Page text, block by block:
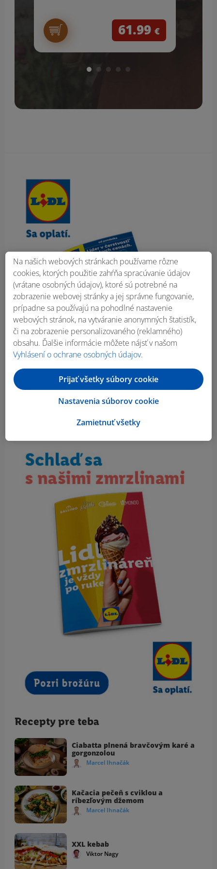
61.99 €
Recepty pre teba
Ciabatta plnená bravčovým karé a
gorgonzolou
Marcel Ihnačák
Kačacia pečeň s cviklou a
ríbezľovým džemom
Marcel Ihnačák
XXL kebab
Viktor Nagy
Na našich webových stránkach používame rôzne
cookies, ktorých použitie zahŕňa spracúvanie údajov
(vrátane osobných údajov), ktoré sú potrebné na
zobrazenie webovej stránky a jej správne fungovanie,
prípadne sa používajú na pohodlné nastavenie
webových stránok, na vytváranie anonymných štatistík,
či na zobrazenie personalizovaného (reklamného)
obsahu. Ďalšie informácie môžete nájsť v našom
Vyhlásení o ochrane osobných údajov.
Zamietnuť všetky
Nastavenia súborov cookie
Prijať všetky súbory cookie